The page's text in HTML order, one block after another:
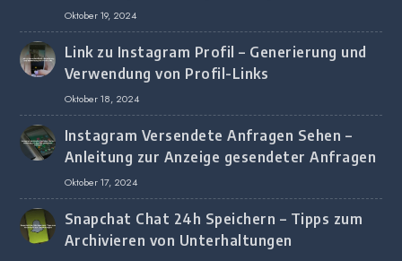
Oktober 19, 2024
Link zu Instagram Profil – Generierung und
Verwendung von Profil-Links
Oktober 18, 2024
Instagram Versendete Anfragen Sehen –
Anleitung zur Anzeige gesendeter Anfragen
Oktober 17, 2024
Snapchat Chat 24h Speichern – Tipps zum
Archivieren von Unterhaltungen